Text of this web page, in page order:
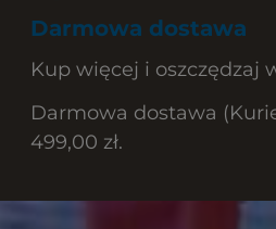
Darmowa dostawa
Kup więcej i oszczędzaj
Darmowa dostawa
499,00 zł.